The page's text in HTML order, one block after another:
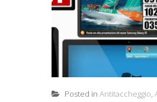
Posted in Antitaccheggio,